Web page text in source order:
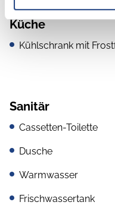
Küche
Kühlschrank mit
Sanitär
Cassetten-Toilette
Dusche
Warmwasser
Frischwassertank